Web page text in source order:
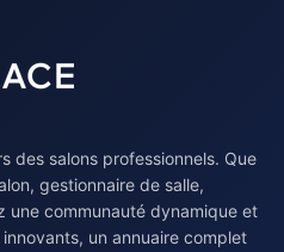
des salons professionnels. Que
gestionnaire de salle,
une communauté dynamique et
un annuaire complet